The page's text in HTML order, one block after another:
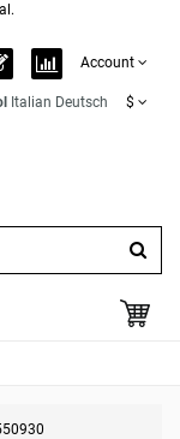
Account
Italian Deutsch $